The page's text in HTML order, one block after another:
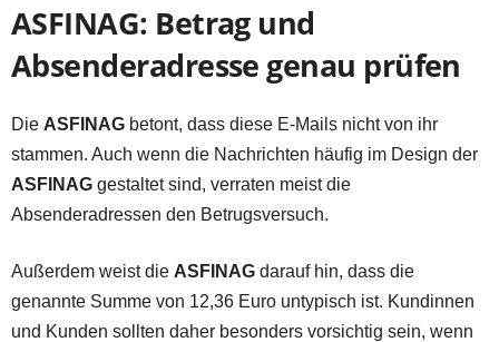
ASFINAG: Betrag und
Absenderadresse genau prüfen
Die ASFINAG betont, dass diese E-Mails nicht von ihr
stammen. Auch wenn die Nachrichten häufig im Design der
ASFINAG gestaltet sind, verraten meist die
Absenderadressen den Betrugsversuch.
Außerdem weist die ASFINAG darauf hin, dass die
genannte Summe von 12,36 Euro untypisch ist. Kundinnen
und Kunden sollten daher besonders vorsichtig sein, wenn